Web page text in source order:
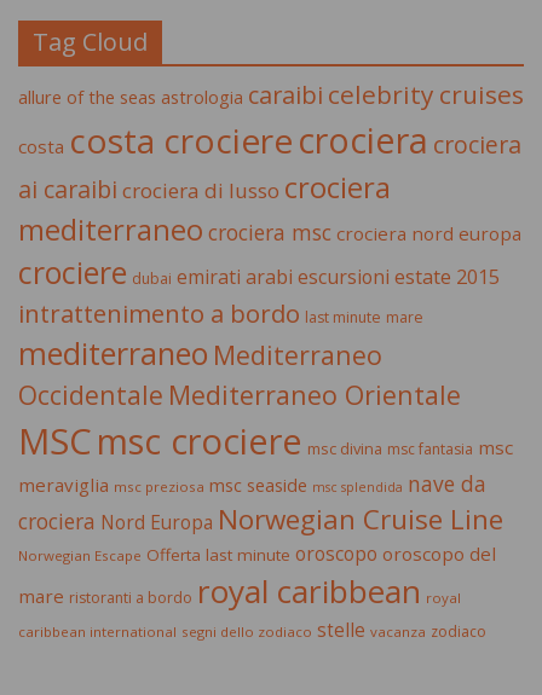
Tag Cloud
allure of the seas astrologia caraibi celebrity cruises
costa costa crocierecrociera crociera
ai caraibi crociera di lusso crociera
mediterraneo crociera msc crociera nord europa
crociere dubai emirati arabi escursioni estate 2015
intrattenimento a bordo last minute mare
mediterraneo Mediterraneo
Occidentale Mediterraneo Orientale
MSCmsc crociere msc divina msc fantasia msc
meraviglia msc preziosa msc seaside msc splendida nave da
crociera Nord Europa Norwegian Cruise Line
Norwegian Escape Offerta last minute oroscopo oroscopo del
mare ristoranti a bordo royal caribbean royal
caribbean international segni dello zodiaco stelle vacanza zodiaco